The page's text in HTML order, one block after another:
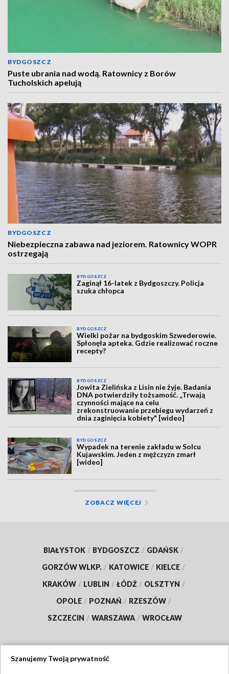
BYDGOSZCZ
Puste ubrania nad wodą. Ratownicy z Borów
Tucholskich apelują
BYDGOSZCZ
Niebezpieczna zabawa nad jeziorem. Ratownicy WOPR
ostrzegają
BYDGOSZCZ
Zaginął 16-latek z Bydgoszczy. Policja
szuka chłopca
BYDGOSZCZ
Wielki pożar na bydgoskim Szwederowie.
Spłonęła apteka. Gdzie realizować roczne
recepty?
BYDGOSZCZ
Jowita Zielińska z Lisin nie żyje. Badania
DNA potwierdziły tożsamość. „Trwają
czynności mające na celu
zrekonstruowanie przebiegu wydarzeń z
dnia zaginięcia kobiety" [wideo]
BYDGOSZCZ
Wypadek na terenie zakładu w Solcu
Kujawskim. Jeden z mężczyzn zmarł
[wideo]
ZOBACZ WIĘCEJ
BIAŁYSTOK / BYDGOSZCZ / GDAŃSK /
GORZÓW WLKP. / KATOWICE / KIELCE /
KRAKÓW / LUBLIN / ŁÓDŹ / OLSZTYN /
OPOLE / POZNAŃ / RZESZÓW /
SZCZECIN / WARSZAWA / WROCŁAW
Szanujemy Twoją prywatność